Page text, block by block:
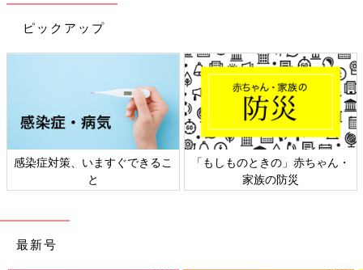
ピックアップ
感染症対策、いますぐできるこ
と
「もしものときの」赤ちゃん・
家族の防災
最新号